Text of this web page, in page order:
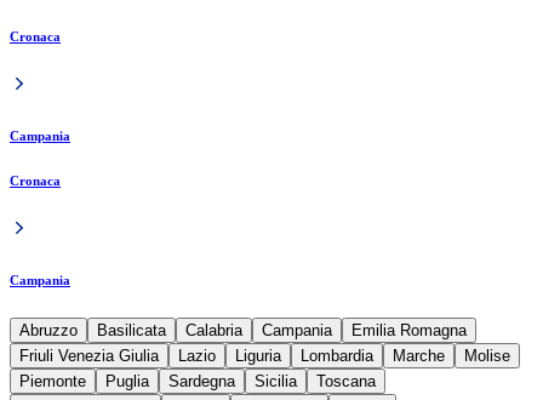
Cronaca
Campania
Cronaca
Campania
Abruzzo Basilicata Calabria Campania
Emilia Romagna
Friuli Venezia Giulia
Lazio Liguria Lombardia Marche
Molise
Piemonte
Puglia Sardegna Sicilia
Toscana